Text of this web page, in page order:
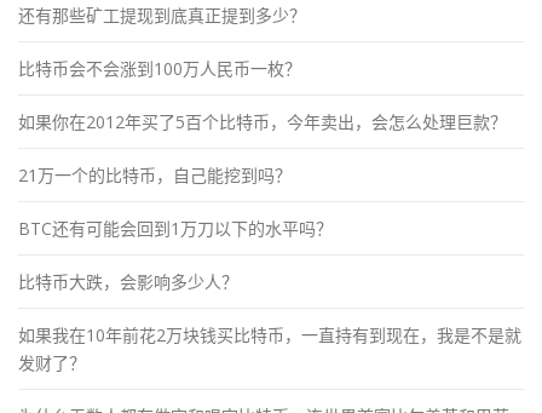
还有那些矿工提现到底真正提到多少？
比特币会不会涨到100万人民币一枚？
如果你在2012年买了5百个比特币，今年卖出，会怎么处理巨款？
21万一个的比特币，自己能挖到吗？
BTC还有可能会回到1万刀以下的水平吗？
比特币大跌，会影响多少人？
如果我在10年前花2万块钱买比特币，一直持有到现在，我是不是就
发财了？